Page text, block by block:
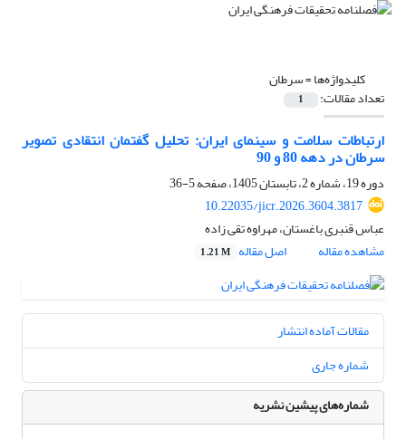
کلیدواژه‌ها =سرطان
تعداد مقالات: 1
ارتباطات سلامت و سینمای ایران: تحلیل گفتمان انتقادی تصویر
سرطان در دهه 80 و 90
دوره 19، شماره 2، تابستان 1405، صفحه
5-36
10.22035/jicr.2026.3604.3817
عباس قنبری باغستان، مهراوه تقی زاده
مشاهده مقاله
اصل مقاله 1.21 M
مقالات آماده انتشار
شماره جاری
شماره‌های پیشین نشریه